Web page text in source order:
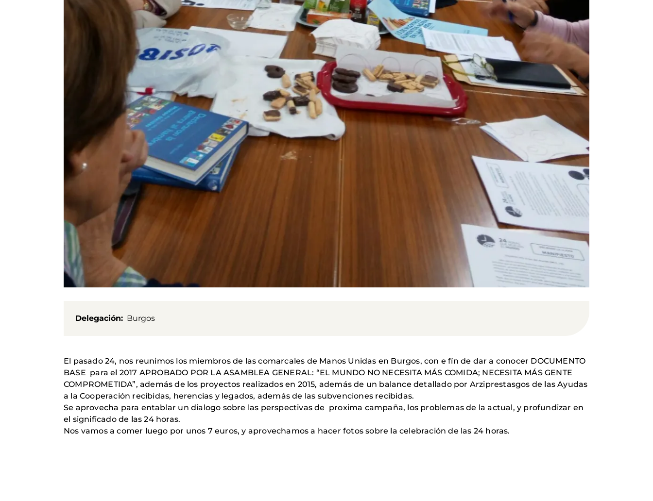
Delegación Burgos
El pasado 24, nos reunimos los miembros de las comarcales de Manos Unidas en Burgos, con e fín de dar a conocer DOCUMENTO
BASE para el 2017 APROBADO POR LA ASAMBLEA GENERAL: “EL MUNDO NO NECESITA MÁS COMIDA; NECESITA MÁS GENTE
COMPROMETIDA”, además de los proyectos realizados en 2015, además de un balance detallado por Arziprestasgos de las Ayudas
a la Cooperación recibidas, herencias y legados, además de las subvenciones recibidas.
Se aprovecha para entablar un dialogo sobre las perspectivas de proxima campaña, los problemas de la actual, y profundizar en
el significado de las 24 horas.
Nos vamos a comer luego por unos 7 euros, y aprovechamos a hacer fotos sobre la celebración de las 24 horas.